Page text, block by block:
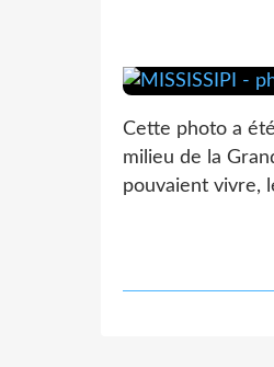
Cette photo a
milieu de la
pouvaient vivre,